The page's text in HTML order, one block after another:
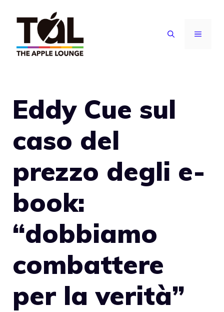
contenuto
MENU
Eddy Cue sul
caso del
prezzo degli e-
book:
“dobbiamo
combattere
per la verità”